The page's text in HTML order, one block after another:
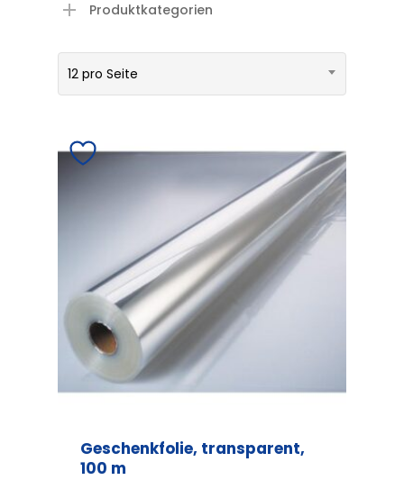
Produktkategorien
12 pro Seite
Geschenkfolie, transparent,
100 m